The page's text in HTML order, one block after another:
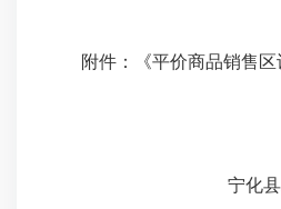
附件：《平价商品销售区
宁化县